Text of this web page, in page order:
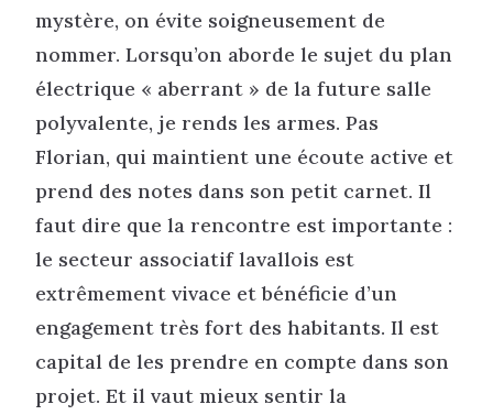
mystère, on évite soigneusement de
nommer. Lorsqu’on aborde le sujet du plan
électrique « aberrant » de la future salle
polyvalente, je rends les armes. Pas
Florian, qui maintient une écoute active et
prend des notes dans son petit carnet. Il
faut dire que la rencontre est importante :
le secteur associatif lavallois est
extrêmement vivace et bénéficie d’un
engagement très fort des habitants. Il est
capital de les prendre en compte dans son
projet. Et il vaut mieux sentir la